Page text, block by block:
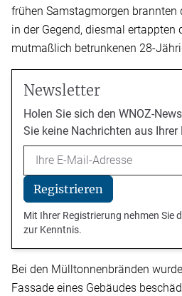
frühen Samstagmorgen brannten
in der Gegend, diesmal ertappten
mutmaßlich betrunkenen 28-
Newsletter
Holen Sie sich den WNOZ-
Sie keine Nachrichten aus Ihrer
Email
Registrieren
Mit Ihrer Registrierung nehmen Sie
zur Kenntnis.
Bei den Mülltonnenbränden
Fassade eines Gebäudes